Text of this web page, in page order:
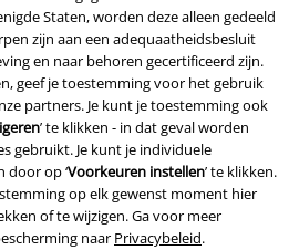
Staten, worden deze alleen gedeeld
zijn aan een adequaatheidsbesluit
en naar behoren gecertificeerd zijn.
geef je toestemming voor het gebruik
partners. Je kunt je toestemming ook
’ te klikken - in dat geval worden
gebruikt. Je kunt je individuele
door op ‘Voorkeuren instellen’ te klikken.
op elk gewenst moment hier
of te wijzigen. Ga voor meer
naar Privacybeleid.